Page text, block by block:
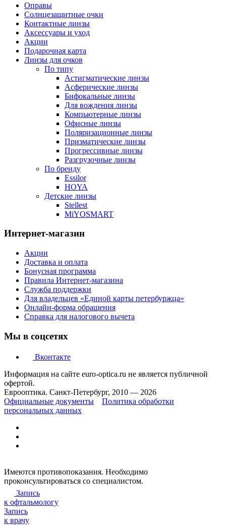
Оправы
Солнцезащитные очки
Контактные линзы
Аксессуары и уход
Акции
Подарочная карта
Линзы для очков
По типу
Астигматические линзы
Асферические линзы
Бифокальные линзы
Для вождения линзы
Компьютерные линзы
Офисные линзы
Поляризационные линзы
Призматические линзы
Прогрессивные линзы
Разгрузочные линзы
По бренду
Essilor
HOYA
Детские линзы
Stellest
MiYOSMART
Интернет-магазин
Акции
Доставка и оплата
Бонусная программа
Правила Интернет-магазина
Служба поддержки
Для владельцев «Единой карты петербуржца»
Онлайн-форма обращения
Справка для налогового вычета
Мы в соцсетях
Вконтакте
Информация на сайте euro-optica.ru не является публичной
офертой.
Еврооптика. Санкт-Петербург, 2010 — 2026
Официальные документы
Политика обработки
персональных данных
Имеются противопоказания. Необходимо
проконсультироваться со специалистом.
Запись
к офтальмологу
Запись
к врачу